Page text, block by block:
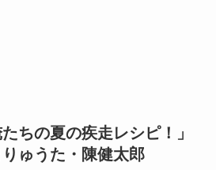
ちの夏の疾走レシピ！」
ゅうた・陳健太郎